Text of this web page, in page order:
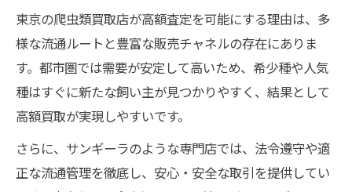
東京の爬虫類買取店が高額査定を可能にする理由は、多
様な流通ルートと豊富な販売チャネルの存在にありま
す。都市圏では需要が安定して高いため、希少種や人気
種はすぐに新たな飼い主が見つかりやすく、結果として
高額買取が実現しやすいです。
さらに、サンギーラのような専門店では、法令遵守や適
正な流通管理を徹底し、安心・安全な取引を提供してい